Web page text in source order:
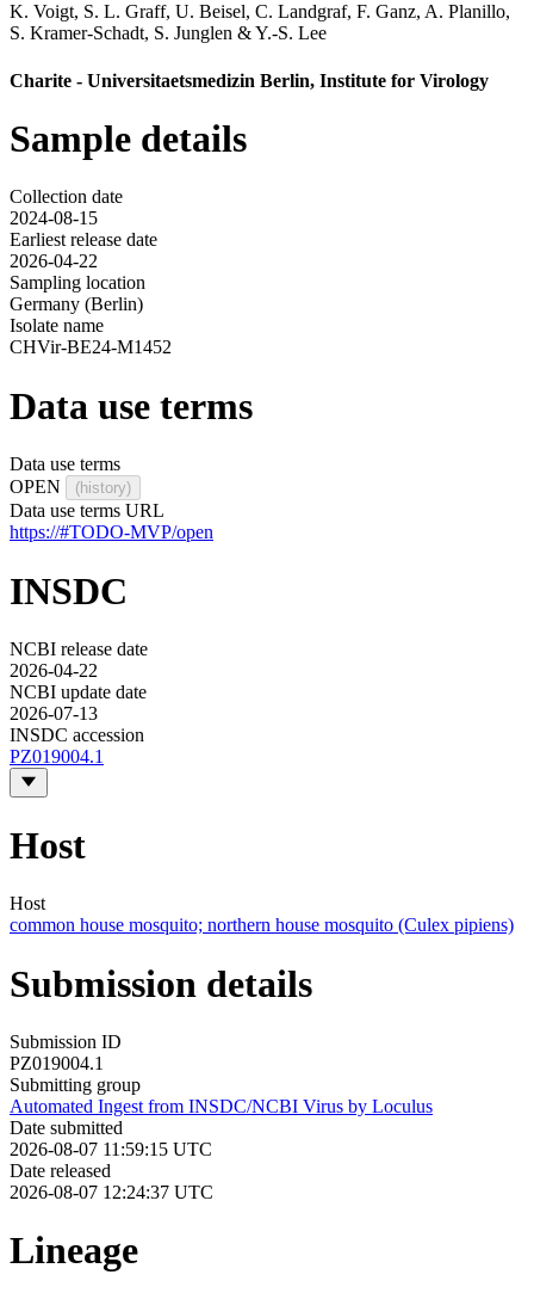
K. Voigt, S. L. Graff, U. Beisel, C. Landgraf, F. Ganz, A. Planillo,
S. Kramer-Schadt, S. Junglen &Y.-S. Lee
Charite - Universitaetsmedizin Berlin, Institute for Virology
Sample details
Collection date
2024-08-15
Earliest release date
2026-04-22
Sampling location
Germany (Berlin)
Isolate name
CHVir-BE24-M1452
Data use terms
Data use terms
OPEN
(history)
Data use terms URL
https://#TODO-MVP/open
INSDC
NCBI release date
2026-04-22
NCBI update date
2026-07-13
INSDC accession
PZ019004.1
Host
Host
common house mosquito; northern house mosquito (Culex pipiens)
Submission details
Submission ID
PZ019004.1
Submitting group
Automated Ingest from INSDC/NCBI Virus by Loculus
Date submitted
2026-08-07 11:59:15 UTC
Date released
2026-08-07 12:24:37 UTC
Lineage